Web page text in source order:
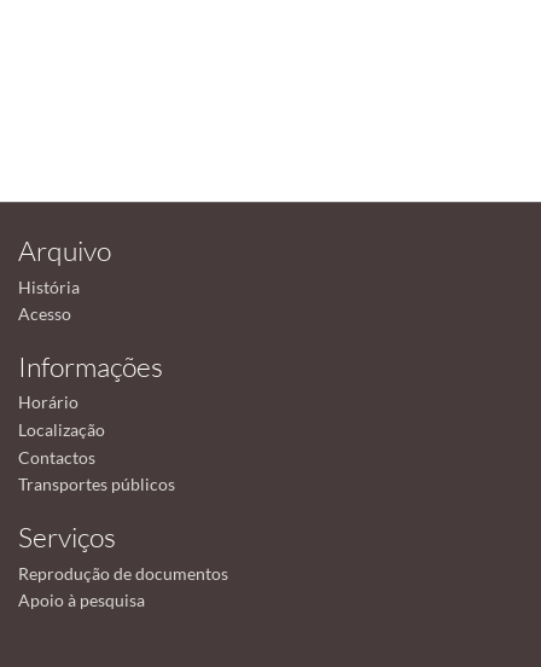
Arquivo
História
Acesso
Informações
Horário
Localização
Contactos
Transportes públicos
Serviços
Reprodução de documentos
Apoio à pesquisa